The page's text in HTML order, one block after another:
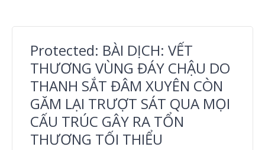
Protected: BÀI DỊCH: VẾT
THƯƠNG VÙNG ĐÁY CHẬU DO
THANH SẮT ĐÂM XUYÊN CÒN
GĂM LẠI TRƯỢT SÁT QUA MỌI
CẤU TRÚC GÂY RA TỔN
THƯƠNG TỐI THIỂU